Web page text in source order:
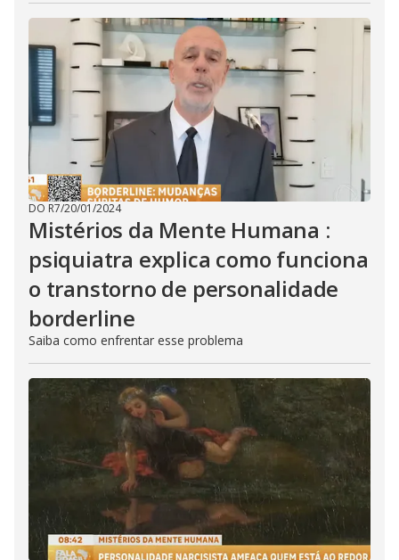
DO R7/20/01/2024
Mistérios da Mente Humana :
psiquiatra explica como funciona
o transtorno de personalidade
borderline
Saiba como enfrentar esse problema